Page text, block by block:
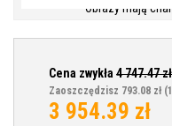
Obrazy mają
Cena zwykła 4 747.47
Zaoszczędzisz 793.08 zł
3 954.39 zł